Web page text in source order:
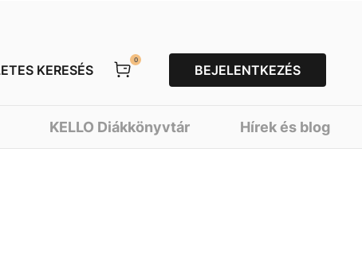
KERESÉS
0
BEJELENTKEZÉS
KELLO Diákkönyvtár Hírek és blog